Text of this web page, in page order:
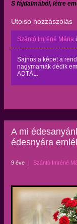
S fájdalmából, létre
Utolsó hozzászólás
Szántó Imréné Mária
Sajnos a képet a
nagymamák dédik
ADTÁL.
A mi
édesnyára
9 éve | Szántó Imréné